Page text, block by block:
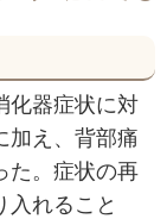
化器症状に対
加え、背部痛
た。症状の再
れること